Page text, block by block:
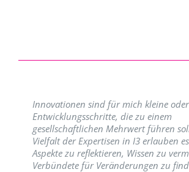
Innovationen sind für mich kleine
Entwicklungsschritte, die zu einem
gesellschaftlichen Mehrwert führen
Vielfalt der Expertisen in I3 erlauben
Aspekte zu reflektieren, Wissen zu
Verbündete für Veränderungen zu